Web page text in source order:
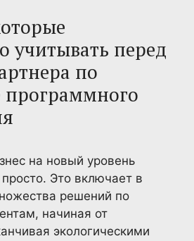
учитывать перед
по
программного
на новый уровень
Это включает в
решений по
начиная от
экологическими